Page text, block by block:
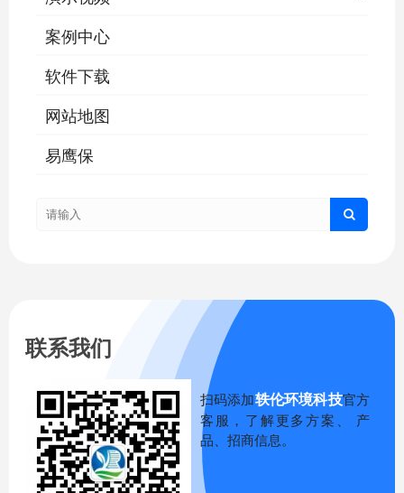
案例中心
软件下载
网站地图
易鹰保
联系我们
扫码添加轶伦环境科技官方
客服，了解更多方案、 产
品、招商信息。